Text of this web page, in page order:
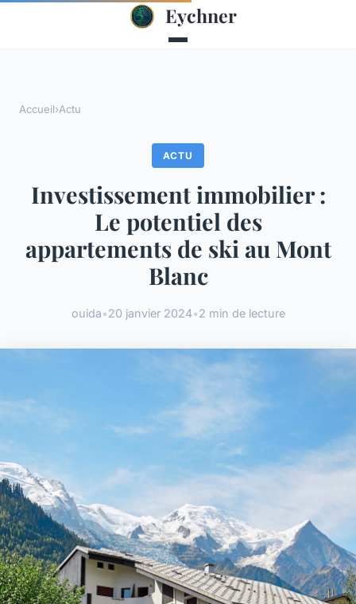
Eychner
Accueil›Actu
ACTU
Investissement immobilier :
Le potentiel des
appartements de ski au Mont
Blanc
ouida•20 janvier 2024•2 min de lecture